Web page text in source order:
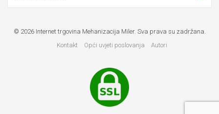
© 2026 Internet trgovina Mehanizacija Miler. Sva prava su zadržana.
Kontakt
Opći uvjeti poslovanja Autori